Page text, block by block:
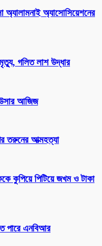
অ্যালামনাই অ্যাসোসিয়েশনের
গলিত লাশ উদ্ধার
আজিজ
তরুনের আত্মহত্যা
কুপিয়ে পিটিয়ে জখম ও টাকা
পারে এনবিআর